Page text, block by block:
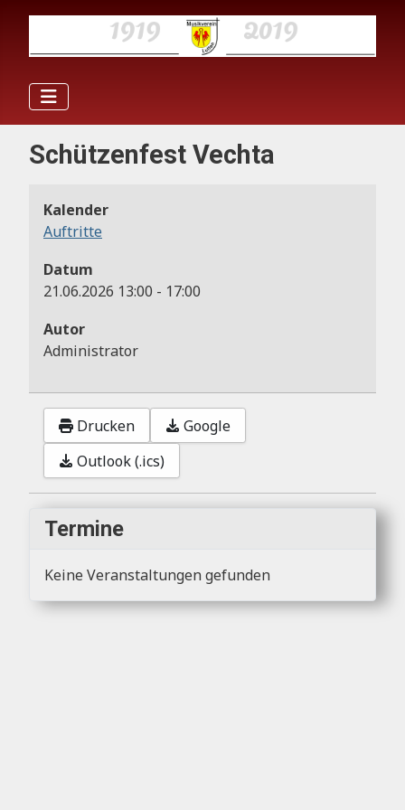
Schützenfest Vechta
Kalender
Auftritte
Datum
21.06.2026 13:00 - 17:00
Autor
Administrator
Drucken
Google
Outlook (.ics)
Termine
Keine Veranstaltungen gefunden